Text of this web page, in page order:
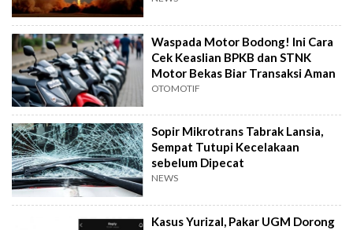
Waspada Motor Bodong! Ini Cara
Cek Keaslian BPKB dan STNK
Motor Bekas Biar Transaksi Aman
OTOMOTIF
Sopir Mikrotrans Tabrak Lansia,
Sempat Tutupi Kecelakaan
sebelum Dipecat
NEWS
Kasus Yurizal, Pakar UGM Dorong